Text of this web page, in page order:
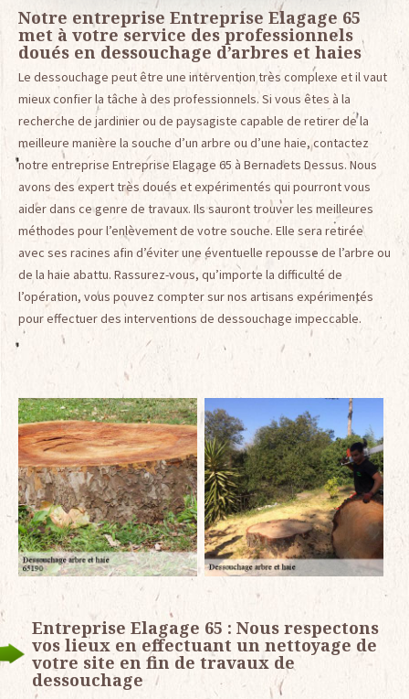
Notre entreprise Entreprise Elagage 65
met à votre service des professionnels
doués en dessouchage d’arbres et haies
Le dessouchage peut être une intervention très complexe et il vaut
mieux confier la tâche à des professionnels. Si vous êtes à la
recherche de jardinier ou de paysagiste capable de retirer de la
meilleure manière la souche d’un arbre ou d’une haie, contactez
notre entreprise Entreprise Elagage 65 à Bernadets Dessus. Nous
avons des expert très doués et expérimentés qui pourront vous
aider dans ce genre de travaux. Ils sauront trouver les meilleures
méthodes pour l’enlèvement de votre souche. Elle sera retirée
avec ses racines afin d’éviter une éventuelle repousse de l’arbre ou
de la haie abattu. Rassurez-vous, qu’importe la difficulté de
l’opération, vous pouvez compter sur nos artisans expérimentés
pour effectuer des interventions de dessouchage impeccable.
Entreprise Elagage 65 : Nous respectons
vos lieux en effectuant un nettoyage de
votre site en fin de travaux de
dessouchage